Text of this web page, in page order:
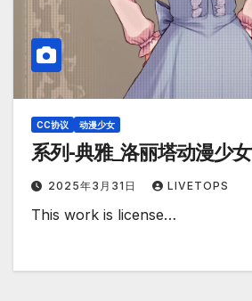
CC协议 动漫少女
系列-典雅_洛丽塔动漫少女
2025年3月31日 LIVETOPS
This work is license…